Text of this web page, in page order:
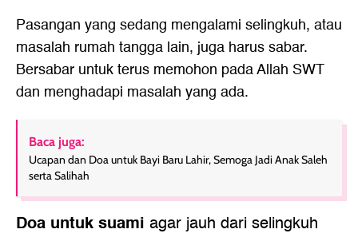
Pasangan yang sedang mengalami selingkuh, atau
masalah rumah tangga lain, juga harus sabar.
Bersabar untuk terus memohon pada Allah SWT
dan menghadapi masalah yang ada.
Baca juga:
Ucapan dan Doa untuk Bayi Baru Lahir, Semoga Jadi Anak Saleh
serta Salihah
Doa untuk suami agar jauh dari selingkuh